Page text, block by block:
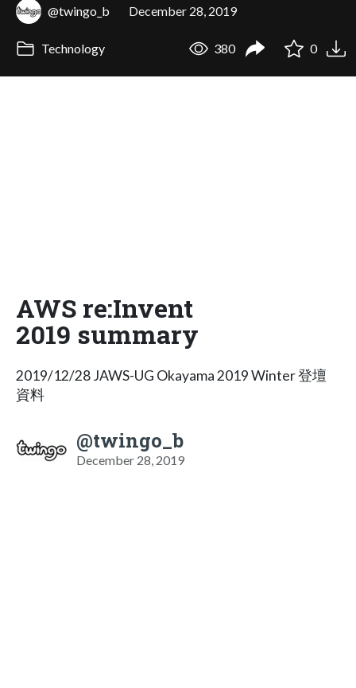
@twingo_b December 28, 2019
Technology 380 0
AWS re:Invent
2019 summary
2019/12/28 JAWS-UG Okayama 2019 Winter 登壇
資料
@twingo_b
December 28, 2019